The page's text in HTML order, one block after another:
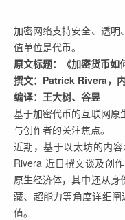
加密网络支持安全、透明
值单位是代币。
原文标题：《加密货币如
撰文：Patrick Rivera，
编译：王大树、谷昱
基于加密代币的互联网原
与创作者的关注焦点。
近期，基于以太坊的内
Rivera 近日撰文谈及创
原生经济体，其中还从
藏、超能力等角度详细
值。